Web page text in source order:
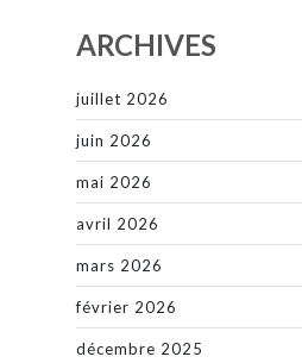
ARCHIVES
juillet 2026
juin 2026
mai 2026
avril 2026
mars 2026
février 2026
décembre 2025